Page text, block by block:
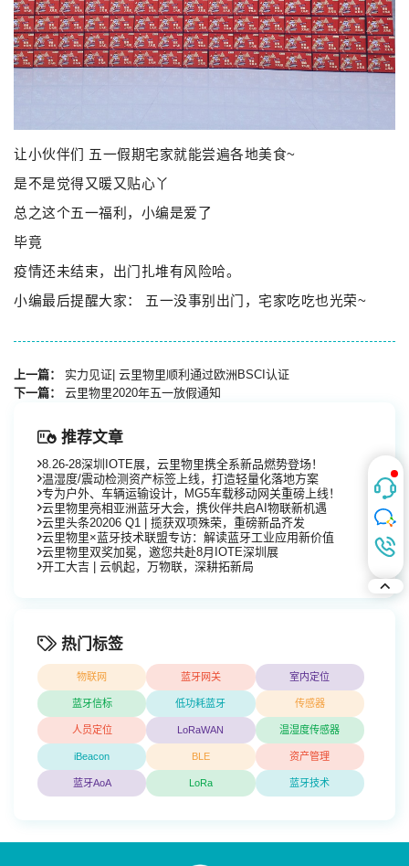
让小伙伴们 五一假期宅家就能尝遍各地美食~
是不是觉得又暖又贴心丫
总之这个五一福利，小编是爱了
毕竟
疫情还未结束，出门扎堆有风险哈。
小编最后提醒大家： 五一没事别出门，宅家吃吃也光荣~
上一篇：
实力见证| 云里物里顺利通过欧洲BSCI认证
下一篇：
云里物里2020年五一放假通知
推荐文章
8.26-28深圳IOTE展，云里物里携全系新品燃势登场！
温湿度/震动检测资产标签上线，打造轻量化落地方案
专为户外、车辆运输设计，MG5车载移动网关重磅上线！
云里物里亮相亚洲蓝牙大会，携伙伴共启AI物联新机遇
云里头条20206 Q1 | 揽获双项殊荣，重磅新品齐发
云里物里×蓝牙技术联盟专访：解读蓝牙工业应用新价值
云里物里双奖加冕，邀您共赴8月IOTE深圳展
开工大吉 | 云帆起，万物联，深耕拓新局
热门标签
物联网 蓝牙网关 室内定位
蓝牙信标 低功耗蓝牙 传感器
人员定位 LoRaWAN 温湿度传感器
iBeacon BLE 资产管理
蓝牙AoA LoRa 蓝牙技术